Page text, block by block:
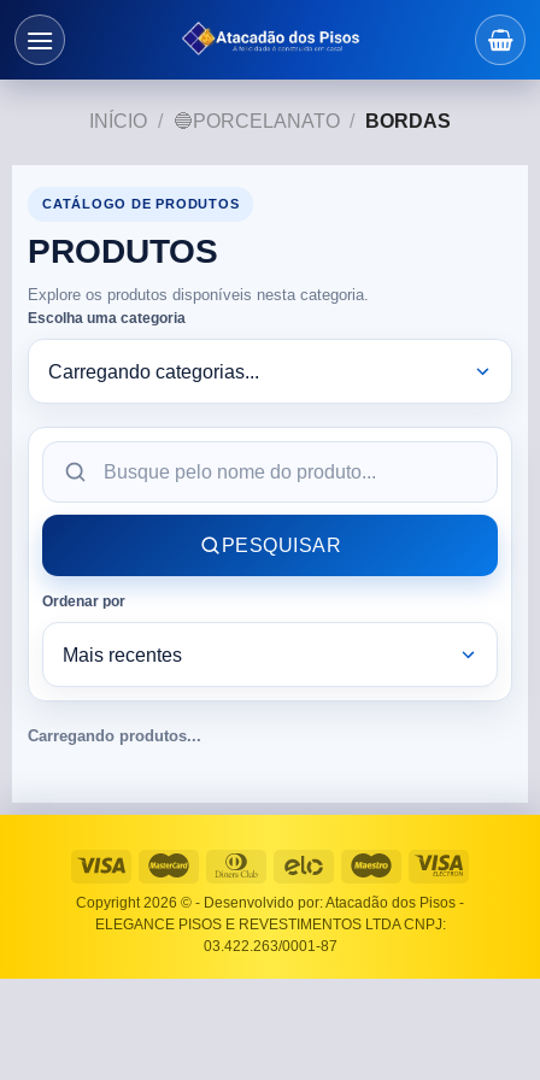
INÍCIO / 🔵PORCELANATO / BORDAS
CATÁLOGO DE PRODUTOS
PRODUTOS
Explore os produtos disponíveis nesta categoria.
Escolha uma categoria
PESQUISAR
Ordenar por
Carregando produtos...
Copyright 2026 © - Desenvolvido por: Atacadão dos Pisos -
ELEGANCE PISOS E REVESTIMENTOS LTDA CNPJ:
03.422.263/0001-87